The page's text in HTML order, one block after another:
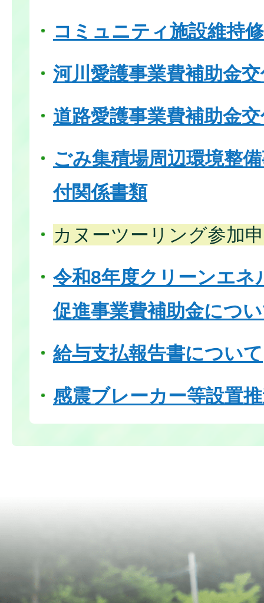
コミュニティ施設維持
河川愛護事業費補助金
道路愛護事業費補助金
ごみ集積場周辺環境整
付関係書類
カヌーツーリング参加
令和8年度クリーンエネ
促進事業費補助金につ
給与支払報告書について
感震ブレーカー等設置